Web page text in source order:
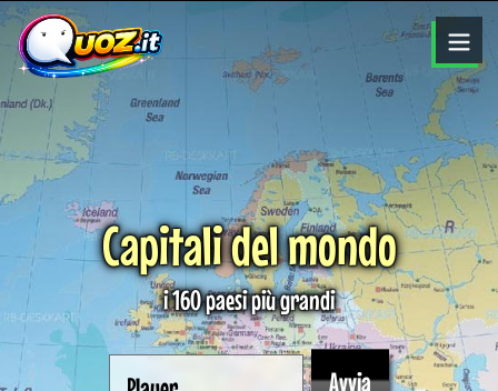
Capitali del mondo
i 160 paesi più grandi